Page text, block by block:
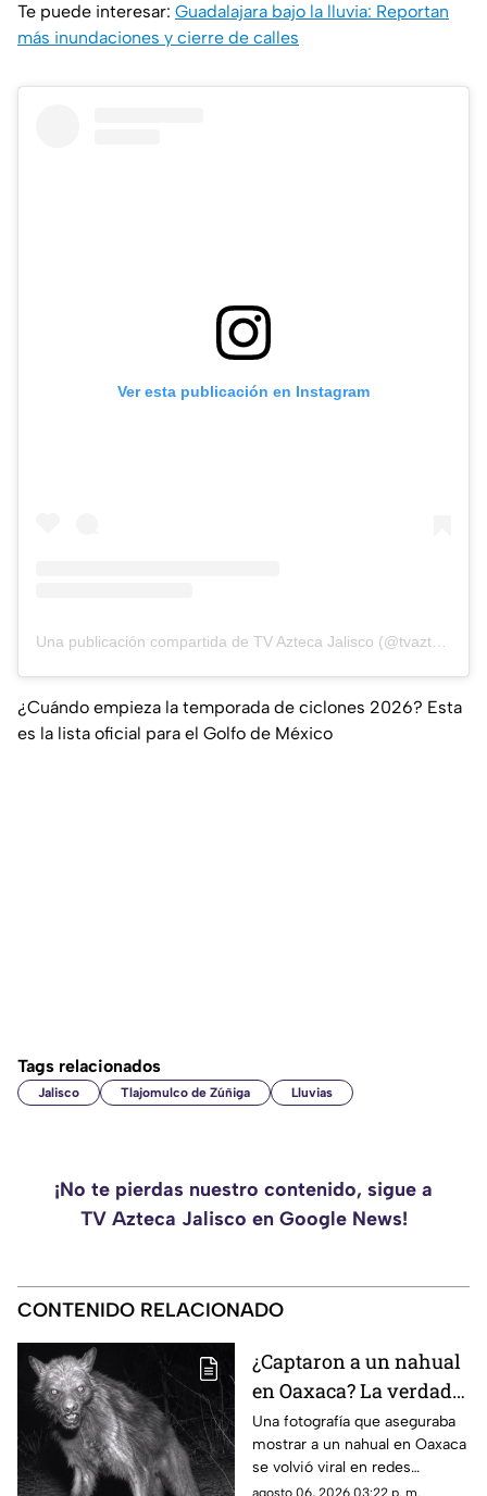
Te puede interesar: Guadalajara bajo la lluvia: Reportan
más inundaciones y cierre de calles
Ver esta publicación en Instagram
Una publicación compartida de TV Azteca Jalisco (@tvaztecajalisco)
¿Cuándo empieza la temporada de ciclones 2026? Esta
es la lista oficial para el Golfo de México
Tags relacionados
Jalisco Tlajomulco de Zúñiga Lluvias
¡No te pierdas nuestro contenido, sigue a
TV Azteca Jalisco en Google News!
CONTENIDO RELACIONADO
¿Captaron a un nahual
en Oaxaca? La verdad
detrás de la imagen
viral
Una fotografía que aseguraba
mostrar a un nahual en Oaxaca
se volvió viral en redes
sociales, aunque la realidad